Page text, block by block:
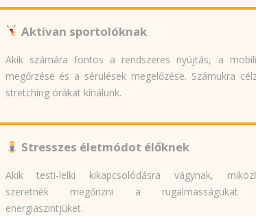
Aktívan sportolóknak
Akik számára fontos a rendszeres nyújtás, a
megőrzése és a sérülések megelőzése. Számukra
stretching órákat kínálunk.
Stresszes életmódot élőknek
Akik testi-lelki kikapcsolódásra vágynak,
szeretnék megőrizni a rugalmasságukat
energiaszintjüket.